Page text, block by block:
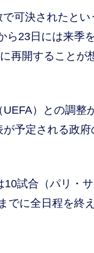
可決されたとい
ら23日には来季
再開することが
）との調整
予定される政
試合（パリ・
でに全日程を終